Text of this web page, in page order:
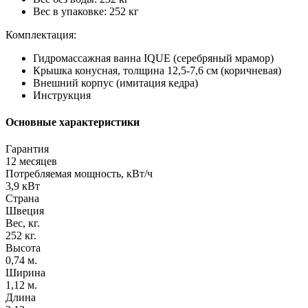
Вес в упаковке: 252 кг
Комплектация:
Гидромассажная ванна IQUE (серебряный мрамор)
Крышка конусная, толщина 12,5-7,6 см (коричневая)
Внешний корпус (имитация кедра)
Инструкция
Основные характеристики
Гарантия
12 месяцев
Потребляемая мощность, кВт/ч
3,9 кВт
Страна
Швеция
Вес, кг.
252 кг.
Высота
0,74 м.
Ширина
1,12 м.
Длина